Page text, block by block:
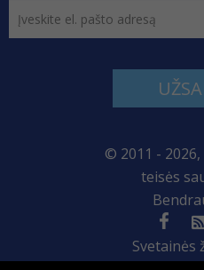
© 2011 - 2026,
teisės
Svetainės